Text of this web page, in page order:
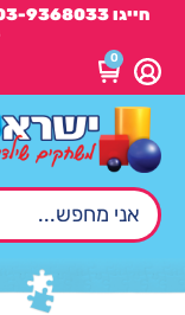
0